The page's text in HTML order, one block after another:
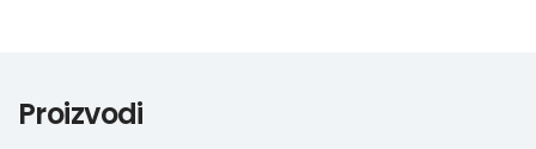
Proizvodi